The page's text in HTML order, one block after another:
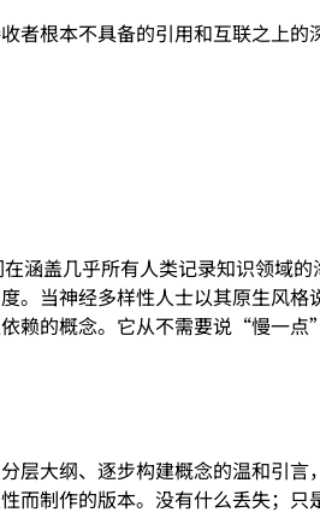
者根本不具备的引用和互联之上
涵盖几乎所有人类记录知识领域
。当神经多样性人士以其原生风
赖的概念。它从不需要说“慢一
层大纲、逐步构建概念的温和引
制作的版本。没有什么丢失；只